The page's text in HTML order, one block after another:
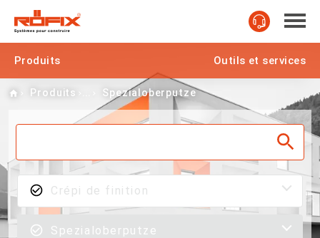
Produits Outils et services
Home
Produits Spezialoberputze
Crépi de finition
Spezialoberputze